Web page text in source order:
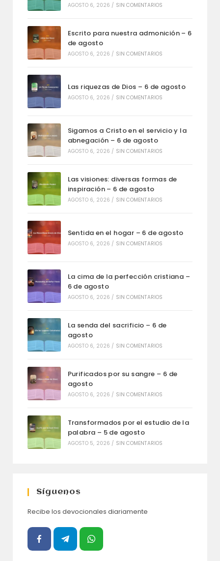
AGOSTO 6, 2026 / SIN COMENTARIOS
Escrito para nuestra admonición – 6
de agosto
AGOSTO 6, 2026 / SIN COMENTARIOS
Las riquezas de Dios – 6 de agosto
AGOSTO 6, 2026 / SIN COMENTARIOS
Sigamos a Cristo en el servicio y la
abnegación – 6 de agosto
AGOSTO 6, 2026 / SIN COMENTARIOS
Las visiones: diversas formas de
inspiración – 6 de agosto
AGOSTO 6, 2026 / SIN COMENTARIOS
Sentida en el hogar – 6 de agosto
AGOSTO 6, 2026 / SIN COMENTARIOS
La cima de la perfección cristiana –
6 de agosto
AGOSTO 6, 2026 / SIN COMENTARIOS
La senda del sacrificio – 6 de
agosto
AGOSTO 6, 2026 / SIN COMENTARIOS
Purificados por su sangre – 6 de
agosto
AGOSTO 6, 2026 / SIN COMENTARIOS
Transformados por el estudio de la
palabra – 5 de agosto
AGOSTO 5, 2026 / SIN COMENTARIOS
Síguenos
Recibe los devocionales diariamente